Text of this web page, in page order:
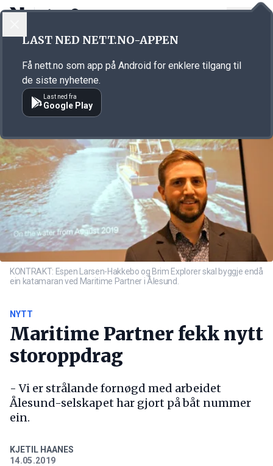
Annonsørinnhold
KONTRAKT: Espen Larsen-Hakkebo og Brim Explorer skal byggje endå
ein katamaran ved Maritime Partner i Ålesund.
NYTT
Maritime Partner fekk nytt
storoppdrag
- Vi er strålande fornøgd med arbeidet
Ålesund-selskapet har gjort på båt nummer
ein.
KJETIL HAANES
14.05.2019
LAST NED NETT.NO-APPEN
Få nett.no som app på Android for enklere tilgang til
de siste nyhetene.
Last ned fra
Google Play